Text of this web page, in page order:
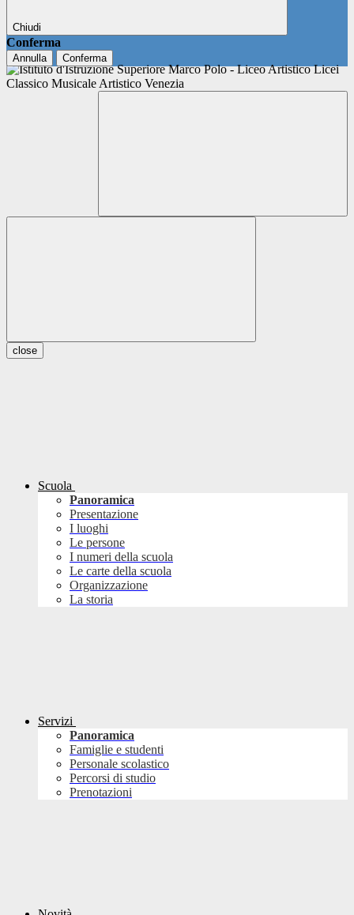
Chiudi
Conferma
Annulla Conferma
close
Scuola
Panoramica
Presentazione
I luoghi
Le persone
I numeri della scuola
Le carte della scuola
Organizzazione
La storia
Servizi
Panoramica
Famiglie e studenti
Personale scolastico
Percorsi di studio
Prenotazioni